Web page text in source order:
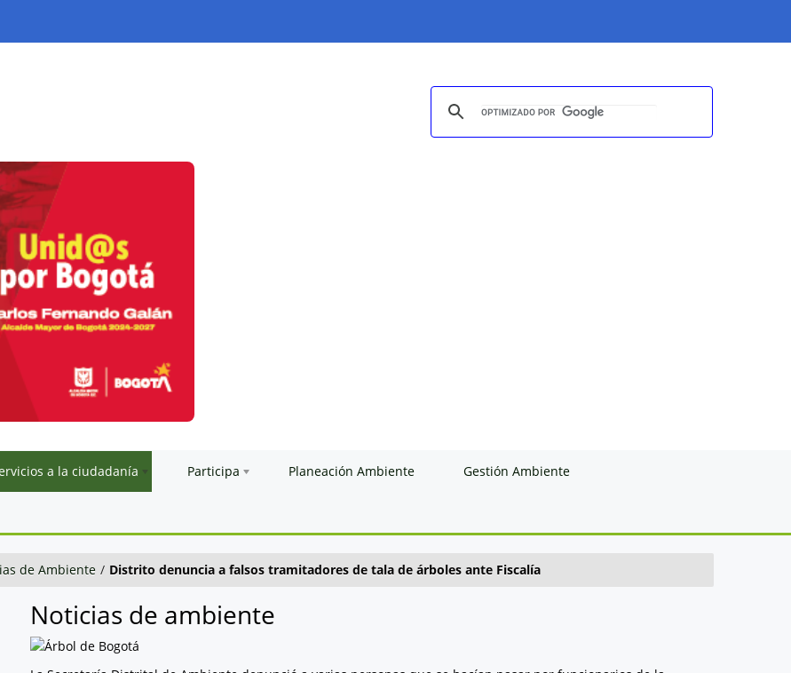
a la ciudadanía Participa Planeación Ambiente Gestión Ambiente
de Ambiente / Distrito denuncia a falsos tramitadores de tala de árboles ante Fiscalía
Noticias de ambiente